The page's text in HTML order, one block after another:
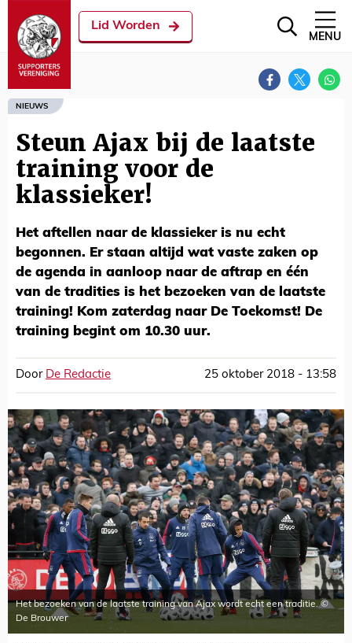
Lid Worden
MENU
NIEUWS
Steun Ajax bij de laatste
training voor de
klassieker!
Het aftellen naar de klassieker is nu echt
begonnen. Er staan altijd wat vaste zaken op
de agenda in aanloop naar de aftrap en één
van de tradities is het bezoeken van de laatste
training! Kom zaterdag naar De Toekomst! De
training begint om 10.30 uur.
Door De Redactie 25 oktober 2018 - 13:58
Het bezoeken van de laatste training van Ajax wordt echt een traditie. ©
De Brouwer